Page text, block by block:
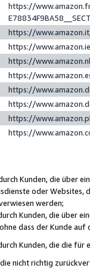
https://
https://
https://
https://
https://
https://
https://
https://
https://
Kunden, die über
oder Websites,
werden;
Kunden, die über
dass der Kunde auf
Kunden, die die für
nicht richtig